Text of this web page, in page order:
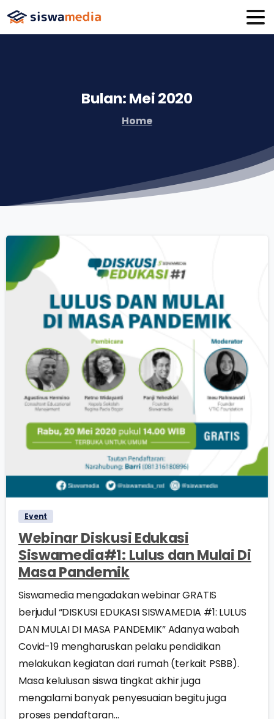
Bulan:Mei2020
Home
Event
Webinar Diskusi Edukasi
Siswamedia#1: Lulus dan Mulai Di
Masa Pandemik
Siswamedia mengadakan webinar GRATIS
berjudul “DISKUSI EDUKASI SISWAMEDIA #1: LULUS
DAN MULAI DI MASA PANDEMIK” Adanya wabah
Covid-19 mengharuskan pelaku pendidikan
melakukan kegiatan dari rumah (terkait PSBB).
Masa kelulusan siswa tingkat akhir juga
mengalami banyak penyesuaian begitu juga
proses pendaftaran...